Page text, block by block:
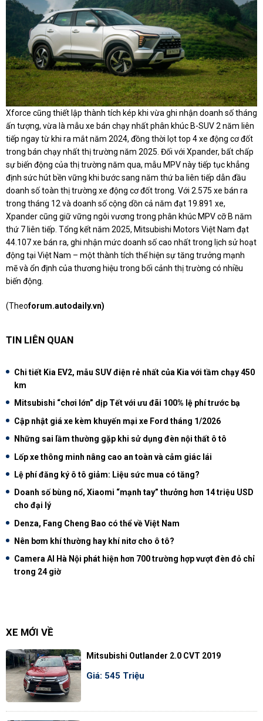
Xforce cũng thiết lập thành tích kép khi vừa ghi nhận doanh số tháng
ấn tượng, vừa là mẫu xe bán chạy nhất phân khúc B-SUV 2 năm liên
tiếp ngay từ khi ra mắt năm 2024, đồng thời lọt top 4 xe động cơ đốt
trong bán chạy nhất thị trường năm 2025. Đối với Xpander, bất chấp
sự biến động của thị trường năm qua, mẫu MPV này tiếp tục khẳng
định sức hút bền vững khi bước sang năm thứ ba liên tiếp dẫn đầu
doanh số toàn thị trường xe động cơ đốt trong. Với 2.575 xe bán ra
trong tháng 12 và doanh số cộng dồn cả năm đạt 19.891 xe,
Xpander cũng giữ vững ngôi vương trong phân khúc MPV cỡ B năm
thứ 7 liên tiếp. Tổng kết năm 2025, Mitsubishi Motors Việt Nam đạt
44.107 xe bán ra, ghi nhận mức doanh số cao nhất trong lịch sử hoạt
động tại Việt Nam – một thành tích thể hiện sự tăng trưởng mạnh
mẽ và ổn định của thương hiệu trong bối cảnh thị trường có nhiều
biến động.
(Theoforum.autodaily.vn)
TIN LIÊN QUAN
Chi tiết Kia EV2, mẫu SUV điện rẻ nhất của Kia với tầm chạy 450
km
Mitsubishi “chơi lớn” dịp Tết với ưu đãi 100% lệ phí trước bạ
Cập nhật giá xe kèm khuyến mại xe Ford tháng 1/2026
Những sai lầm thường gặp khi sử dụng đèn nội thất ô tô
Lốp xe thông minh nâng cao an toàn và cảm giác lái
Lệ phí đăng ký ô tô giảm: Liệu sức mua có tăng?
Doanh số bùng nổ, Xiaomi “mạnh tay” thưởng hơn 14 triệu USD
cho đại lý
Denza, Fang Cheng Bao có thể về Việt Nam
Nên bơm khí thường hay khí nitơ cho ô tô?
Camera AI Hà Nội phát hiện hơn 700 trường hợp vượt đèn đỏ chỉ
trong 24 giờ
XE MỚI VỀ
Mitsubishi Outlander 2.0 CVT 2019
Giá: 545 Triệu